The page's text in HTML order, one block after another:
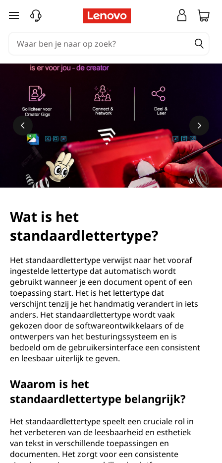
Ga naar de hoofdinhoud
Meer informatie
Wat is het
standaardlettertype?
Het standaardlettertype verwijst naar het vooraf
ingestelde lettertype dat automatisch wordt
gebruikt wanneer je een document opent of een
toepassing start. Het is het lettertype dat
verschijnt tenzij je het handmatig verandert in iets
anders. Het standaardlettertype wordt vaak
gekozen door de softwareontwikkelaars of de
ontwerpers van het besturingssysteem en is
bedoeld om de gebruikersinterface een consistent
en leesbaar uiterlijk te geven.
Waarom is het
standaardlettertype belangrijk?
Het standaardlettertype speelt een cruciale rol in
het verbeteren van de leesbaarheid en esthetiek
van tekst in verschillende toepassingen en
documenten. Het zorgt voor een consistente